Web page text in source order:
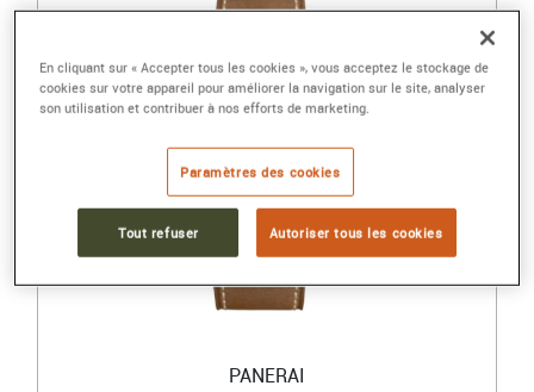
PANERAI
En cliquant sur « Accepter tous les cookies », vous acceptez le stockage de
cookies sur votre appareil pour améliorer la navigation sur le site, analyser
son utilisation et contribuer à nos efforts de marketing.
Paramètres des cookies
Tout refuser Autoriser tous les cookies